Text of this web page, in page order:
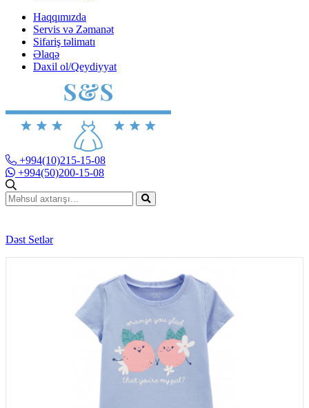
Haqqımızda
Servis və Zəmanət
Sifariş təlimatı
Əlaqə
Daxil ol/Qeydiyyat
+994(10)215-15-08
+994(50)200-15-08
Dəst Setlər